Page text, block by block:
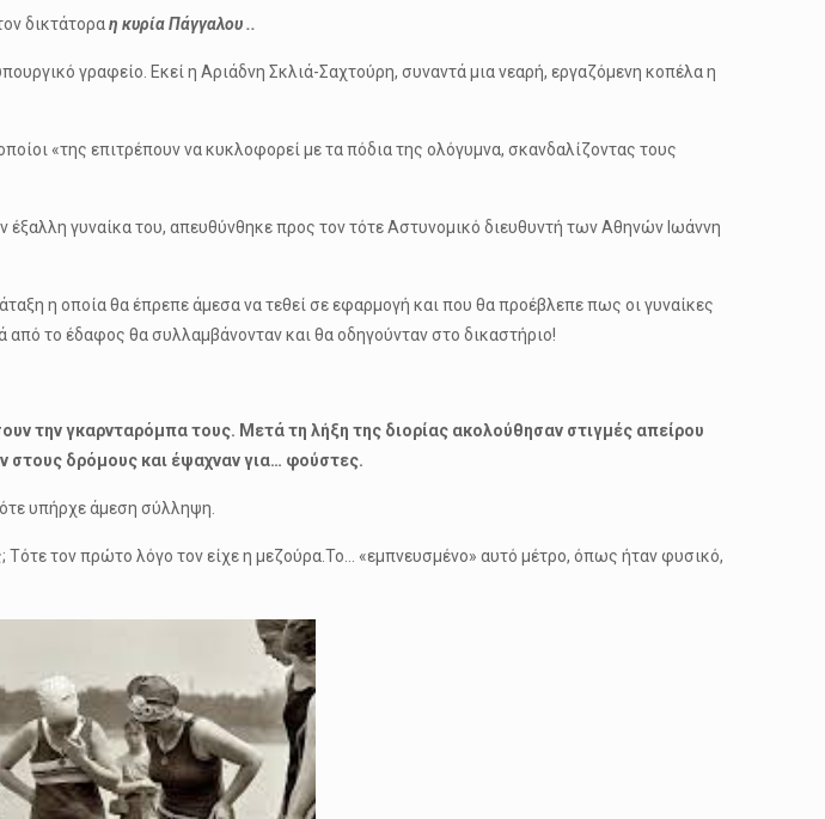
δικτάτοραη κυρία Πάγγαλου ..
γραφείο. Εκεί η Αριάδνη Σκλιά-Σαχτούρη, συναντά μια νεαρή, εργαζόμενη κοπέλα η
«της επιτρέπουν να κυκλοφορεί με τα πόδια της ολόγυμνα, σκανδαλίζοντας τους
γυναίκα του, απευθύνθηκε προς τον τότε Αστυνομικό διευθυντή των Αθηνών Ιωάννη
η οποία θα έπρεπε άμεσα να τεθεί σε εφαρμογή και που θα προέβλεπε πως οι γυναίκες
το έδαφος θα συλλαμβάνονταν και θα οδηγούνταν στο δικαστήριο!
την γκαρνταρόμπα τους. Μετά τη λήξη της διορίας ακολούθησαν στιγμές απείρου
στους δρόμους και έψαχναν για… φούστες.
υπήρχε άμεση σύλληψη.
τον πρώτο λόγο τον είχε η μεζούρα.Το… «εμπνευσμένο» αυτό μέτρο, όπως ήταν φυσικό,